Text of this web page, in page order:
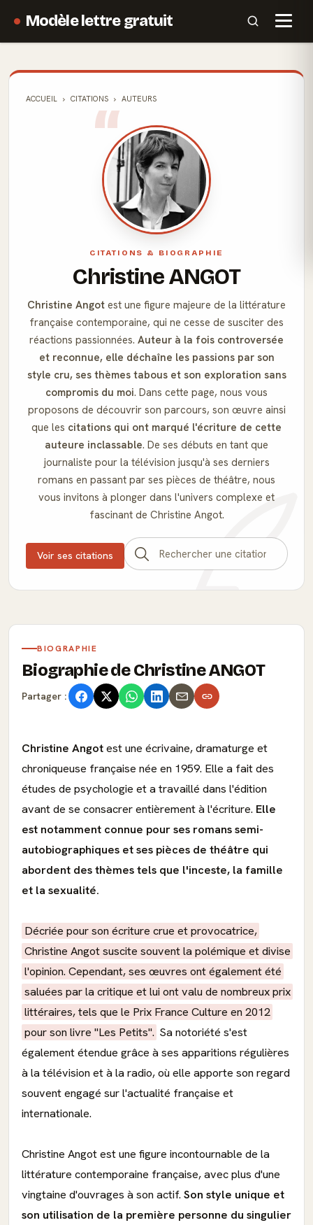
Modèle lettre gratuit
ACCUEIL CITATIONS AUTEURS
CITATIONS & BIOGRAPHIE
Christine ANGOT
Christine Angot est une figure majeure de la littérature
française contemporaine, qui ne cesse de susciter des
réactions passionnées. Auteur à la fois controversée
et reconnue, elle déchaîne les passions par son
style cru, ses thèmes tabous et son exploration sans
compromis du moi. Dans cette page, nous vous
proposons de découvrir son parcours, son œuvre ainsi
que les citations qui ont marqué l'écriture de cette
auteure inclassable. De ses débuts en tant que
journaliste pour la télévision jusqu'à ses derniers
romans en passant par ses pièces de théâtre, nous
vous invitons à plonger dans l'univers complexe et
fascinant de Christine Angot.
Voir ses citations
BIOGRAPHIE
Biographie de Christine ANGOT
Partager :
Christine Angotest une écrivaine, dramaturge et
chroniqueuse française née en 1959. Elle a fait des
études de psychologie et a travaillé dans l'édition
avant de se consacrer entièrement à l'écriture. Elle
est notamment connue pour ses romans semi-
autobiographiques et ses pièces de théâtre qui
abordent des thèmes tels que l'inceste, la famille
et la sexualité.
Décriée pour son écriture crue et provocatrice,
Christine Angot suscite souvent la polémique et divise
l'opinion. Cependant, ses œuvres ont également été
saluées par la critique et lui ont valu de nombreux prix
littéraires, tels que le Prix France Culture en 2012
pour son livre "Les Petits". Sa notoriété s'est
également étendue grâce à ses apparitions régulières
à la télévision et à la radio, où elle apporte son regard
souvent engagé sur l'actualité française et
internationale.
Christine Angot est une figure incontournable de la
littérature contemporaine française, avec plus d'une
vingtaine d'ouvrages à son actif. Son style unique et
son utilisation de la première personne du singulier